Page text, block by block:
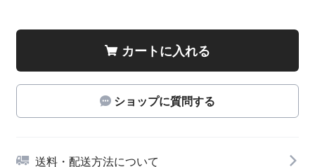
カートに入れる
ショップに質問する
送料・配送方法について